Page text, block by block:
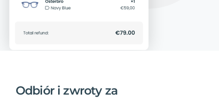
Odbiór i zwroty za